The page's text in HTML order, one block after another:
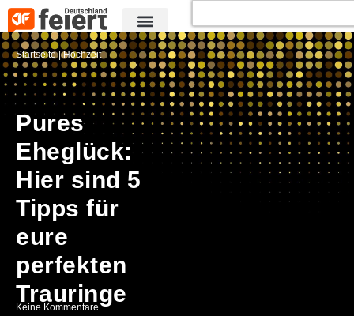
Startseite|Hochzeit
Pures
Eheglück:
Hier sind 5
Tipps für
eure
perfekten
Trauringe
Keine Kommentare